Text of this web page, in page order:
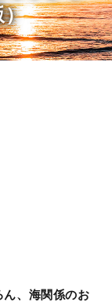
）
ん、海関係のお